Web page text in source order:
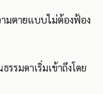
มตายแบบไม่ต้องฟ้อง
รมดาเริ่มเข้าถึงโดย